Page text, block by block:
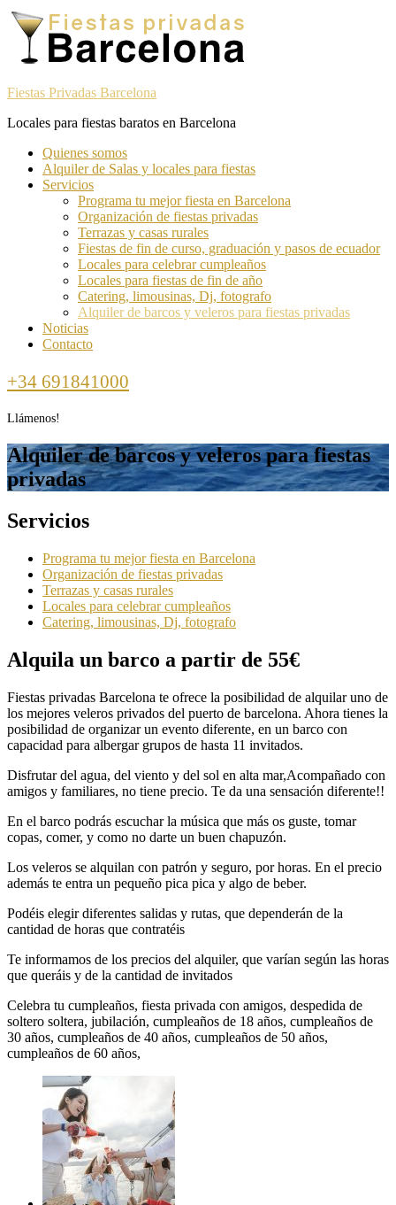
Skip
navigation
Skip
content
Fiestas Privadas Barcelona
Locales para fiestas baratos en Barcelona
Toggle
navigation
menu
Quienes somos
Alquiler de Salas y locales para fiestas
Servicios
Programa tu mejor fiesta en Barcelona
Organización de fiestas privadas
Terrazas y casas rurales
Fiestas de fin de curso, graduación y pasos de ecuador
Locales para celebrar cumpleaños
Locales para fiestas de fin de año
Catering, limousinas, Dj, fotografo
Alquiler de barcos y veleros para fiestas privadas
Noticias
Contacto
Call
+34 691841000
Llámenos!
Alquiler de barcos y veleros para fiestas
privadas
Servicios
Programa tu mejor fiesta en Barcelona
Organización de fiestas privadas
Terrazas y casas rurales
Locales para celebrar cumpleaños
Catering, limousinas, Dj, fotografo
Alquila un barco a partir de 55€
Fiestas privadas Barcelona te ofrece la posibilidad de alquilar uno de
los mejores veleros privados del puerto de barcelona. Ahora tienes la
posibilidad de organizar un evento diferente, en un barco con
capacidad para albergar grupos de hasta 11 invitados.
Disfrutar del agua, del viento y del sol en alta mar,Acompañado con
amigos y familiares, no tiene precio. Te da una sensación diferente!!
En el barco podrás escuchar la música que más os guste, tomar
copas, comer, y como no darte un buen chapuzón.
Los veleros se alquilan con patrón y seguro, por horas. En el precio
además te entra un pequeño pica pica y algo de beber.
Podéis elegir diferentes salidas y rutas, que dependerán de la
cantidad de horas que contratéis
Te informamos de los precios del alquiler, que varían según las horas
que queráis y de la cantidad de invitados
Celebra tu cumpleaños, fiesta privada con amigos, despedida de
soltero soltera, jubilación, cumpleaños de 18 años, cumpleaños de
30 años, cumpleaños de 40 años, cumpleaños de 50 años,
cumpleaños de 60 años,